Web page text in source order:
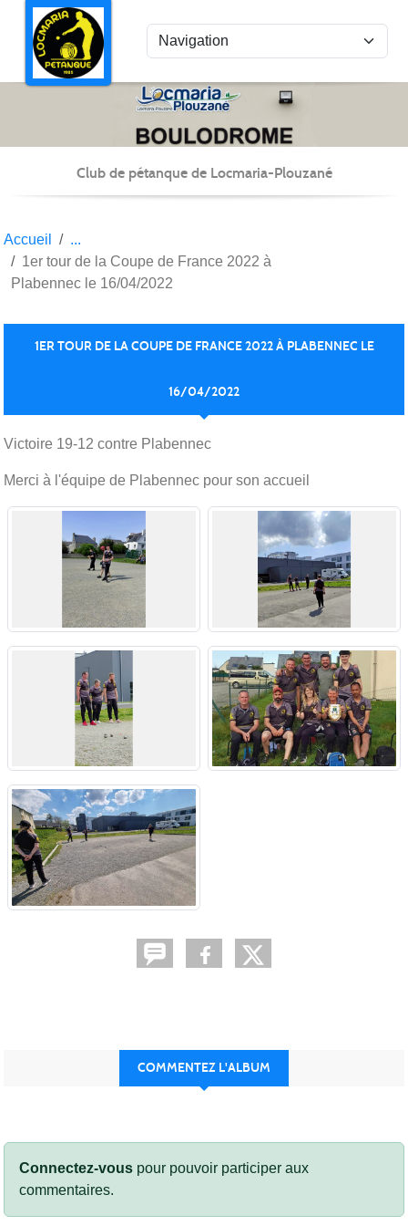
Club de pétanque de Locmaria-Plouzané
Accueil
1er tour de la Coupe de France 2022 à
Plabennec le 16/04/2022
1ER TOUR DE LA COUPE DE FRANCE 2022 À PLABENNEC LE
16/04/2022
Victoire 19-12 contre Plabennec
Merci à l'équipe de Plabennec pour son accueil
COMMENTEZ L'ALBUM
Connectez-vous pour pouvoir participer aux
commentaires.
Panneau de gestion des cookies